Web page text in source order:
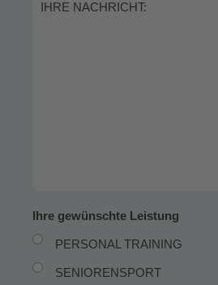
IHRE NACHRICHT:
Ihre gewünschte Leistung
PERSONAL TRAINING
SENIORENSPORT